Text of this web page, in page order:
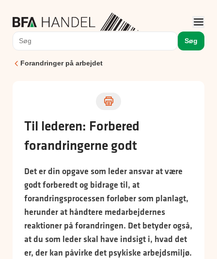
Søg
Forandringer på arbejdet
Til lederen: Forbered
forandringerne godt
Det er din opgave som leder ansvar at være
godt forberedt og bidrage til, at
forandringsprocessen forløber som planlagt,
herunder at håndtere medarbejdernes
reaktioner på forandringen. Det betyder også,
at du som leder skal have indsigt i, hvad det
er, der kan påvirke det psykiske arbejdsmiljø.